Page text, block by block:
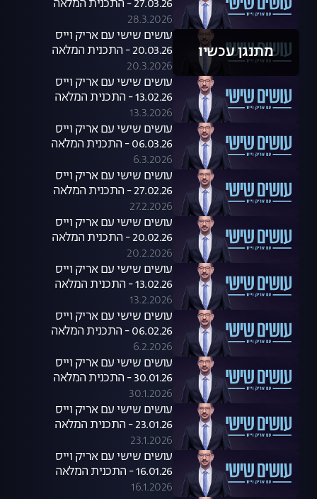
27.03.26 - התכנית המלאה
28.3.2026
מתנגן עכשיו
עושים שישי עם אריק וייס
20.03.26 - התכנית המלאה
20.3.2026
עושים שישי עם אריק וייס
13.02.26 - התכנית המלאה
13.3.2026
עושים שישי עם אריק וייס
06.03.26 - התכנית המלאה
6.3.2026
עושים שישי עם אריק וייס
27.02.26 - התכנית המלאה
27.2.2026
עושים שישי עם אריק וייס
20.02.26 - התכנית המלאה
20.2.2026
עושים שישי עם אריק וייס
13.02.26 - התכנית המלאה
13.2.2026
עושים שישי עם אריק וייס
06.02.26 - התכנית המלאה
6.2.2026
עושים שישי עם אריק וייס
30.01.26 - התכנית המלאה
30.1.2026
עושים שישי עם אריק וייס
23.01.26 - התכנית המלאה
23.1.2026
עושים שישי עם אריק וייס
16.01.26 - התכנית המלאה
16.1.2026